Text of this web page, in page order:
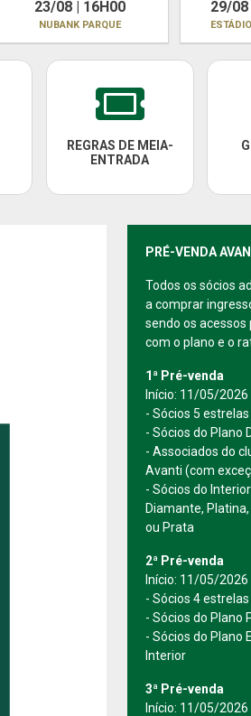
23/08 | 16H00
NUBANK PARQUE
29/08
REGRAS DE MEIA-
ENTRADA
PRÉ-VENDA
Todos os sócios
a comprar
sendo os
com o plano e o
1ª Pré-venda
Início: 11/05/2026
- Sócios 5
- Sócios do Plano
- Associados do
Avanti (com
- Sócios do
Diamante,
ou Prata
2ª Pré-venda
Início: 11/05/2026
- Sócios 4
- Sócios do Plano
- Sócios do Plano
Interior
3ª Pré-venda
Início: 11/05/2026